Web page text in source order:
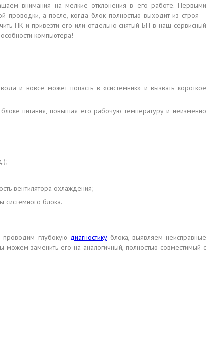
внимания на мелкие отклонения в его работе. Первыми
проводки, а после, когда блок полностью выходит из строя –
ПК и привезти его или отдельно снятый БП в наш сервисный
компьютера!
и вовсе может попасть в «системник» и вызвать короткое
питания, повышая его рабочую температуру и неизменно
вентилятора охлаждения;
системного блока.
глубокую диагностикублока, выявляем неисправные
заменить его на аналогичный, полностью совместимый с